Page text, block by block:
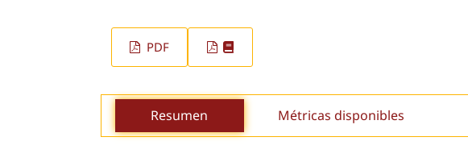
PDF
Resumen Métricas disponibles